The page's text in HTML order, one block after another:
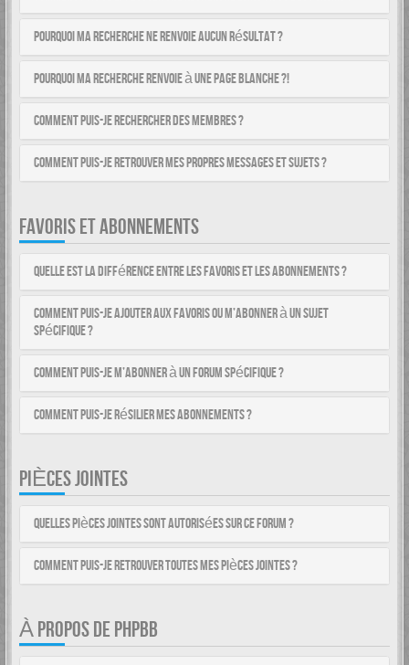
Pourquoi ma recherche ne renvoie aucun résultat ?
Pourquoi ma recherche renvoie à une page blanche ?!
Comment puis-je rechercher des membres ?
Comment puis-je retrouver mes propres messages et sujets ?
FAVORIS ET ABONNEMENTS
Quelle est la différence entre les favoris et les abonnements ?
Comment puis-je ajouter aux favoris ou m’abonner à un sujet
spécifique ?
Comment puis-je m’abonner à un forum spécifique ?
Comment puis-je résilier mes abonnements ?
PIÈCES JOINTES
Quelles pièces jointes sont autorisées sur ce forum ?
Comment puis-je retrouver toutes mes pièces jointes ?
À PROPOS DE PHPBB